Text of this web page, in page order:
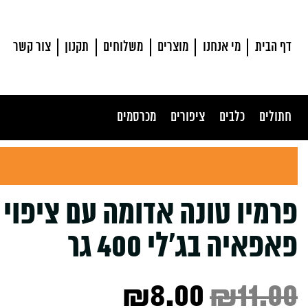
דף הבית מי אנחנו מוצרים משלוחים תקנון צור קשר
חתולים כלבים ציפורים מכרסמים
פרמיו טונה אדומה עם ציפוי
פאפאיה בג’לי 400 גר
₪11.00
Original
₪8.00